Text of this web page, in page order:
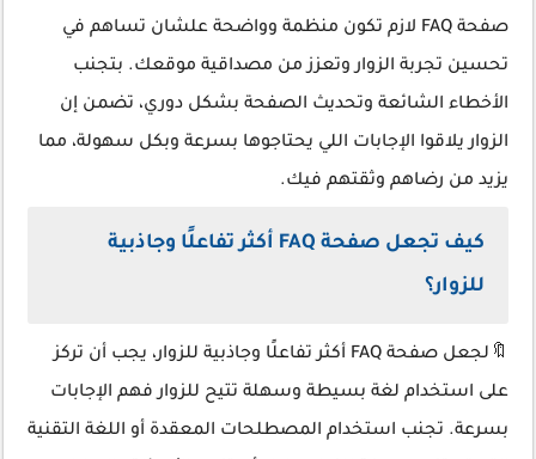
صفحة FAQ لازم تكون منظمة وواضحة علشان تساهم في
تحسين تجربة الزوار وتعزز من مصداقية موقعك. بتجنب
الأخطاء الشائعة وتحديث الصفحة بشكل دوري، تضمن إن
الزوار يلاقوا الإجابات اللي يحتاجوها بسرعة وبكل سهولة، مما
يزيد من رضاهم وثقتهم فيك.
كيف تجعل صفحة FAQ أكثر تفاعلًا وجاذبية
للزوار؟
🔖لجعل صفحة FAQ أكثر تفاعلًا وجاذبية للزوار، يجب أن تركز
على استخدام لغة بسيطة وسهلة تتيح للزوار فهم الإجابات
بسرعة. تجنب استخدام المصطلحات المعقدة أو اللغة التقنية